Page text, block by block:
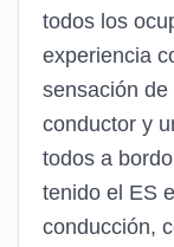
todos los
experiencia
sensación
conductor y
todos a
tenido el ES
conducción,